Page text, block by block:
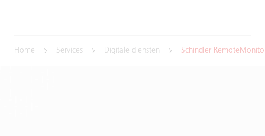
Home Services Digitale diensten Schindler